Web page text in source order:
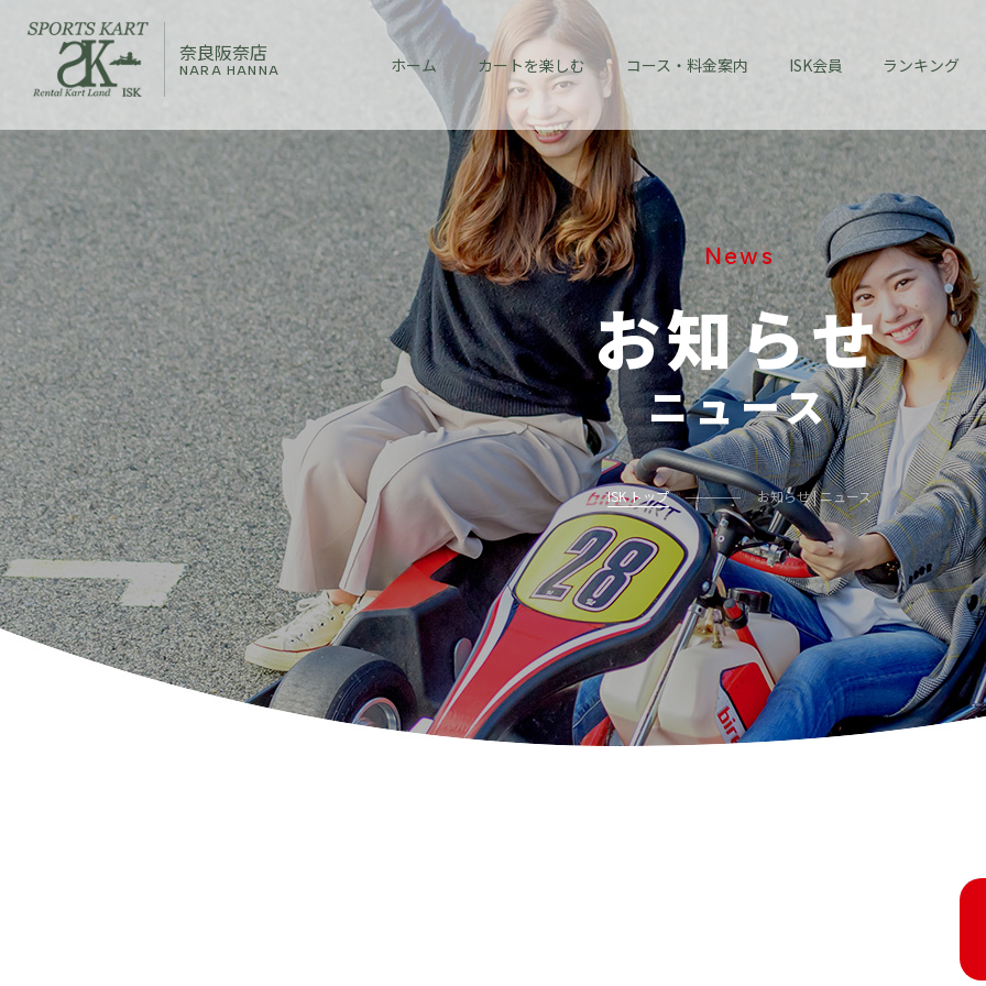
奈良阪奈店
NARA HANNA ホーム カートを楽しむ コース・料金案内 ISK会員 ランキング
News
お知らせ
ニュース
ISK トップ お知らせ | ニュース